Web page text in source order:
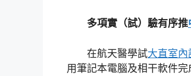
多項實（試）驗有序推
在航天醫學試大直室內
用筆記本電腦及相干軟件